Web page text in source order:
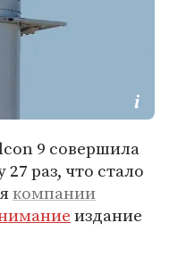
9 совершила
раз, что стало
компании
издание